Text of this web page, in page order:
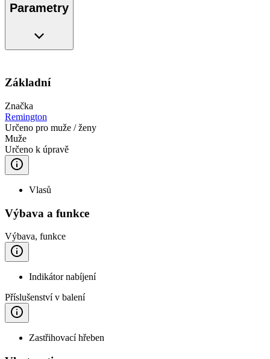
Parametry
Základní
Značka
Remington
Určeno pro muže / ženy
Muže
Určeno k úpravě
Vlasů
Výbava a funkce
Výbava, funkce
Indikátor nabíjení
Příslušenství v balení
Zastřihovací hřeben